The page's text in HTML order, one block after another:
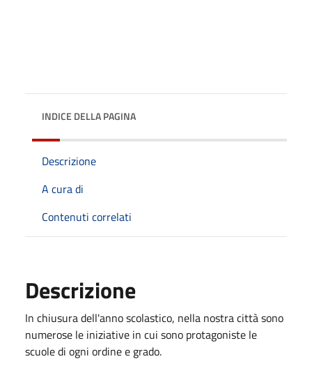
INDICE DELLA PAGINA
Descrizione
A cura di
Contenuti correlati
Descrizione
In chiusura dell'anno scolastico, nella nostra città sono
numerose le iniziative in cui sono protagoniste le
scuole di ogni ordine e grado.